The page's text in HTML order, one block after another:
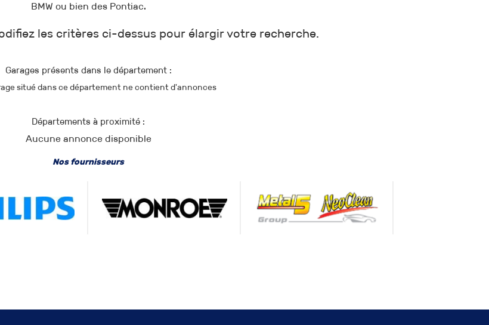
BMW ou bien des Pontiac.
les critères ci-dessus pour élargir votre recherche.
Garages présents dans le département :
situé dans ce département ne contient d'annonces
Départements à proximité :
Aucune annonce disponible
Nos fournisseurs